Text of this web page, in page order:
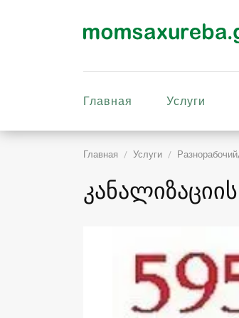
Главная Услуги
Главная Услуги